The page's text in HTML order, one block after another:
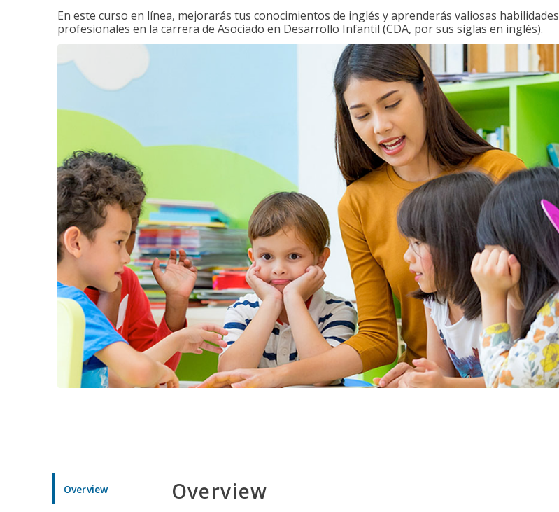
En este curso en línea, mejorarás tus conocimientos de inglés y aprenderás valiosas habilidades
profesionales en la carrera de Asociado en Desarrollo Infantil (CDA, por sus siglas en inglés).
Overview Overview